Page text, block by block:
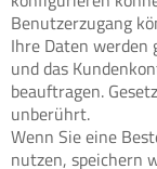
Benutzerzugang
Ihre Daten werden
und das
beauftragen.
unberührt.
Wenn Sie eine
nutzen, speichern